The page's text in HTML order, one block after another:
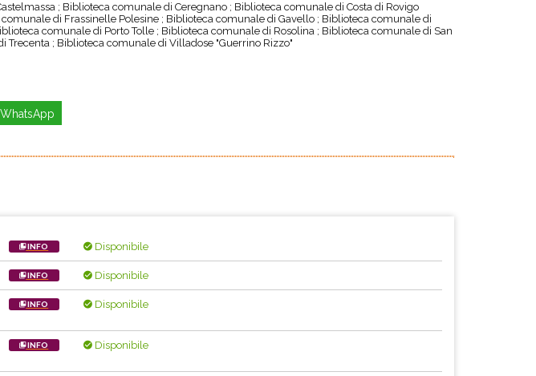
; Biblioteca comunale di Ceregnano ; Biblioteca comunale di Costa di Rovigo
di Frassinelle Polesine ; Biblioteca comunale di Gavello ; Biblioteca comunale di
comunale di Porto Tolle ; Biblioteca comunale di Rosolina ; Biblioteca comunale di San
Trecenta ; Biblioteca comunale di Villadose "Guerrino Rizzo"
WhatsApp
INFO Disponibile
INFO Disponibile
INFO Disponibile
INFO Disponibile